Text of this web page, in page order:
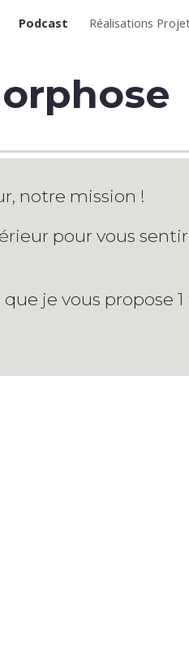
navigation
Podcast Réalisations
notre mission !
pour vous
je vous propose 1